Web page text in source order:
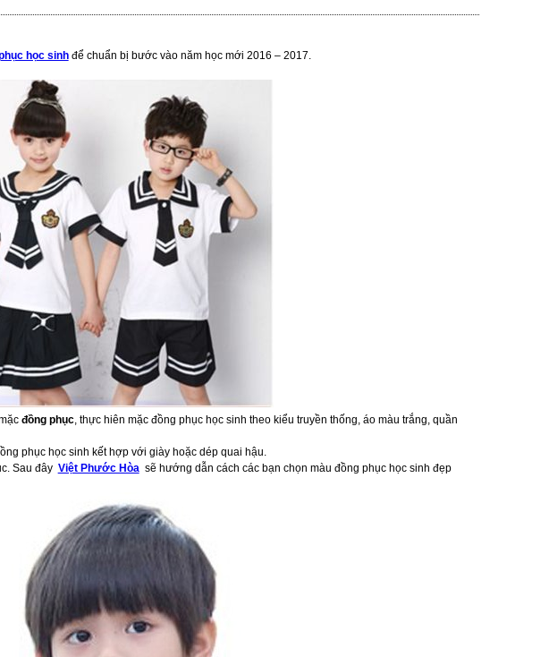
học sinhđể chuẩn bị bước vào năm học mới 2016 – 2017.
đồng phục, thực hiên mặc đồng phục học sinh theo kiểu truyền thống, áo màu trắng, quần
phục học sinh kết hợp với giày hoặc dép quai hậu.
Sau đây Việt Phước Hòa sẽ hướng dẫn cách các bạn chọn màu đồng phục học sinh đẹp